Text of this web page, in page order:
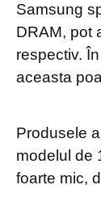
Samsung
DRAM, pot
respectiv.
aceasta
Produsele
modelul de
foarte mic,